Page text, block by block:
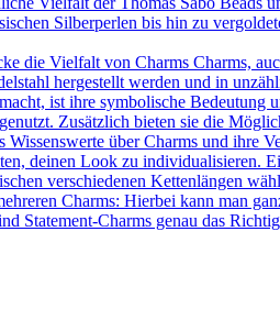
Silberperlen bis hin zu
die Vielfalt von Charms Charms,
hergestellt werden und in
ist ihre symbolische
Zusätzlich bieten sie die
Wissenswerte über Charms und
deinen Look zu individualisieren.
verschiedenen Kettenlängen
Charms: Hierbei kann man
Statement-Charms genau das